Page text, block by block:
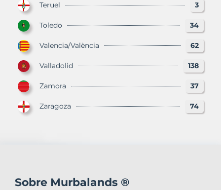
Teruel 3
Toledo 34
Valencia/València 62
Valladolid 138
Zamora 37
Zaragoza 74
Sobre Murbalands ®